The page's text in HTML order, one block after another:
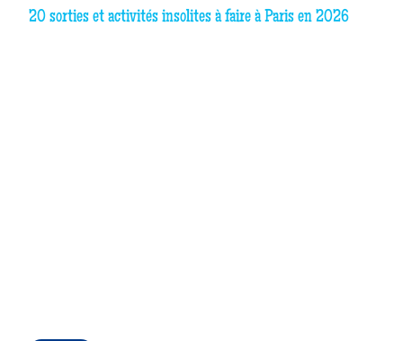
20 sorties et activités insolites à faire à Paris en 2026